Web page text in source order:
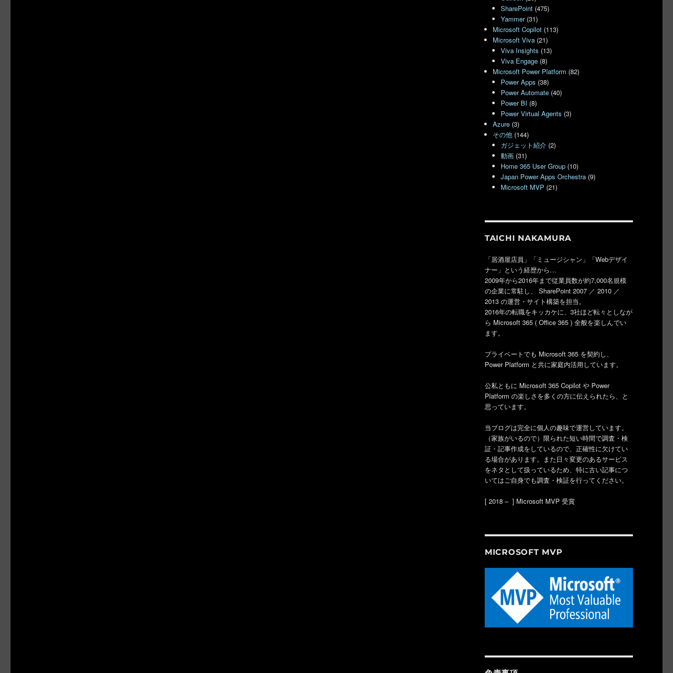
SharePoint (475)
Yammer(31)
Microsoft Copilot (113)
Microsoft Viva (21)
Viva Insights (13)
Viva Engage (8)
Microsoft Power Platform (82)
Power Apps (38)
Power Automate (40)
Power BI (8)
Power Virtual Agents (3)
Azure (3)
その他 (144)
ガジェット紹介 (2)
動画 (31)
Home 365 User Group (10)
Japan Power Apps Orchestra (9)
Microsoft MVP (21)
TAICHI NAKAMURA
「居酒屋店員」「ミュージシャン」「Webデザイ
ナー」という経歴から…
2009年から2016年まで従業員数が約7,000名規模
の企業に常駐し、 SharePoint 2007 ／ 2010 ／
2013 の運営・サイト構築を担当。
2016年の転職をキッカケに、3社ほど転々としなが
ら Microsoft 365 ( Office 365 ) 全般を楽しんでい
ます。
プライベートでも Microsoft 365 を契約し、
Power Platform と共に家庭内活用しています。
公私ともに Microsoft 365 Copilot や Power
Platform の楽しさを多くの方に伝えられたら、と
思っています。
当ブログは完全に個人の趣味で運営しています。
（家族がいるので）限られた短い時間で調査・検
証・記事作成をしているので、正確性に欠けてい
る場合があります。また日々変更のあるサービス
をネタとして扱っているため、特に古い記事につ
いてはご自身でも調査・検証を行ってください。
[ 2018 – ] Microsoft MVP 受賞
MICROSOFT MVP